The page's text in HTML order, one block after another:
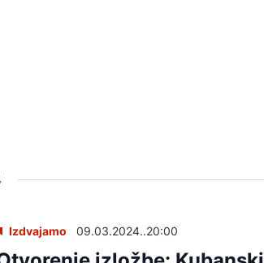
Izdvajamo 09.03.2024..20:00